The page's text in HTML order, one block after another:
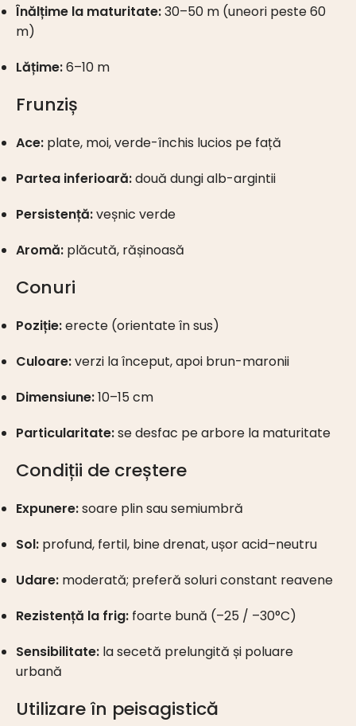
Înălțime la maturitate:30–50 m (uneori peste 60
m)
Lățime:6–10 m
Frunziș
Ace: plate, moi, verde-închis lucios pe față
Partea inferioară:două dungi alb-argintii
Persistență:veșnic verde
Aromă: plăcută, rășinoasă
Conuri
Poziție:erecte (orientate în sus)
Culoare:verzi la început, apoi brun-maronii
Dimensiune:10–15 cm
Particularitate:se desfac pe arbore la maturitate
Condiții de creștere
Expunere:soare plin sau semiumbră
Sol: profund, fertil, bine drenat, ușor acid–neutru
Udare: moderată; preferă soluri constant reavene
Rezistență la frig: foarte bună (–25 / –30°C)
Sensibilitate: la secetă prelungită și poluare
urbană
Utilizare în peisagistică